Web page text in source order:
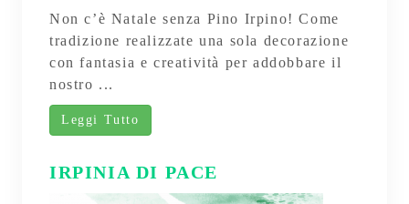
Non c’è Natale senza Pino Irpino! Come
tradizione realizzate una sola decorazione
con fantasia e creatività per addobbare il
nostro ...
Leggi Tutto
IRPINIA DI PACE